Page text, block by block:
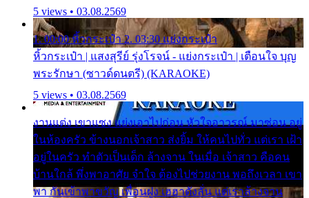
5 views • 03.08.2569
1. 00:00 หิ้วกระเป๋า 2. 03:30 แย่งกระเป๋า
หิ้วกระเป๋า | แสงสุรีย์ รุ่งโรจน์ - แย่งกระเป๋า | เตือนใจ บุญ
พระรักษา (ซาวด์ดนตรี) (KARAOKE)
5 views • 03.08.2569
งานแต่ง เขาแซง แย่งเอาไปก่อน หัวใจอาวรณ์ มาซ่อน อยู่
ในห้องครัว ข้างนอกเจ้าสาว ส่งยิ้ม ให้คนไปทั่ว แต่เรา เฝ้า
อยู่ในครัว ทำตัวเป็นเด็ก ล้างจาน ในเมื่อ เจ้าสาว คือคน
บ้านใกล้ พึ่งพาอาศัย จำใจ ต้องไปช่วยงาน พอถึงเวลา เขา
พา กันเข้าพาขวัญ เพื่อนฝูง เฮฮาดังลั่น แต่เราล้างจาน